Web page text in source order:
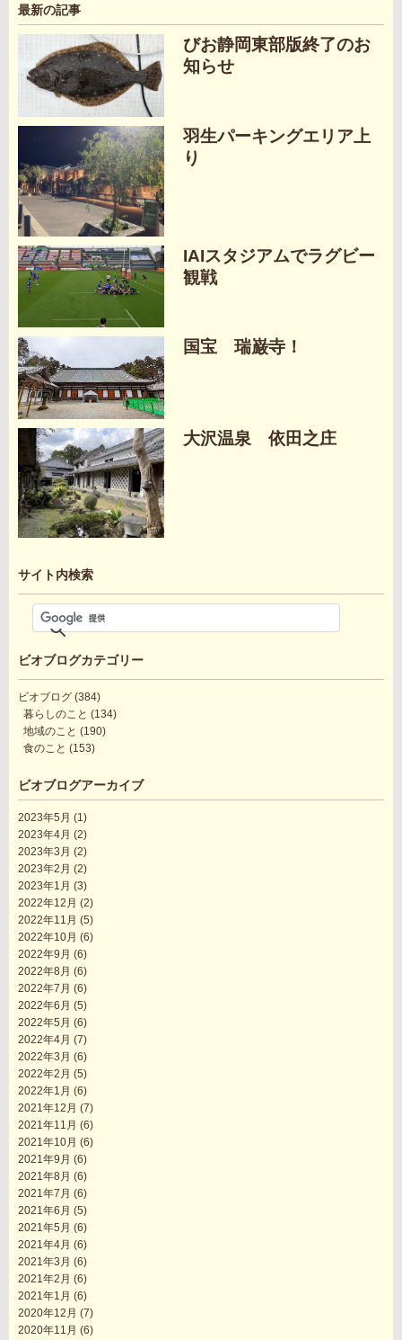
最新の記事
びお静岡東部版終了のお
知らせ
羽生パーキングエリア上
り
IAIスタジアムでラグビー
観戦
国宝 瑞巌寺！
大沢温泉 依田之庄
サイト内検索
ビオブログカテゴリー
ビオブログ (384)
暮らしのこと (134)
地域のこと (190)
食のこと (153)
ビオブログアーカイブ
2023年5月 (1)
2023年4月 (2)
2023年3月 (2)
2023年2月 (2)
2023年1月 (3)
2022年12月 (2)
2022年11月 (5)
2022年10月 (6)
2022年9月 (6)
2022年8月 (6)
2022年7月 (6)
2022年6月 (5)
2022年5月 (6)
2022年4月 (7)
2022年3月 (6)
2022年2月 (5)
2022年1月 (6)
2021年12月 (7)
2021年11月 (6)
2021年10月 (6)
2021年9月 (6)
2021年8月 (6)
2021年7月 (6)
2021年6月 (5)
2021年5月 (6)
2021年4月 (6)
2021年3月 (6)
2021年2月 (6)
2021年1月 (6)
2020年12月 (7)
2020年11月 (6)